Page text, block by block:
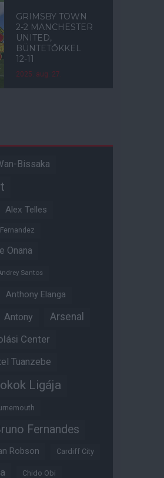
GRIMSBY TOWN
2-2 MANCHESTER
UNITED,
BÜNTETŐKKEL
12-11
2025. aug. 27.
Bissaka
Alex Telles
Fernandez
Onana
Santos
Anthony Elanga
Antony Arsenal
Center
Tuanzebe
Ligája
Fernandes
Robson Cardiff City
Chido Obi